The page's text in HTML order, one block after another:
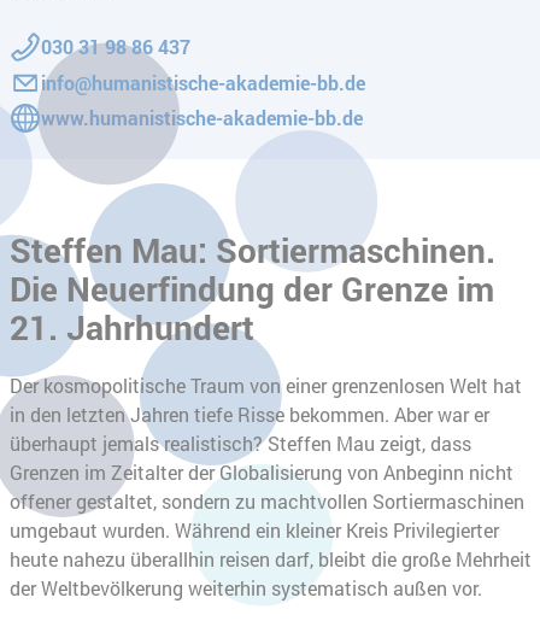
030 31 98 86 437
info@humanistische-akademie-bb.de
www.humanistische-akademie-bb.de
Steffen Mau: Sortiermaschinen.
Die Neuerfindung der Grenze im
21. Jahrhundert
Der kosmopolitische Traum von einer grenzenlosen Welt hat
in den letzten Jahren tiefe Risse bekommen. Aber war er
überhaupt jemals realistisch? Steffen Mau zeigt, dass
Grenzen im Zeitalter der Globalisierung von Anbeginn nicht
offener gestaltet, sondern zu machtvollen Sortiermaschinen
umgebaut wurden. Während ein kleiner Kreis Privilegierter
heute nahezu überallhin reisen darf, bleibt die große Mehrheit
der Weltbevölkerung weiterhin systematisch außen vor.